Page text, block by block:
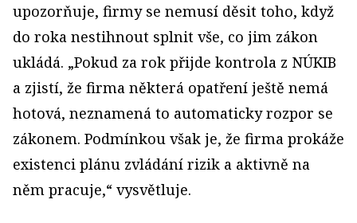
upozorňuje, firmy se nemusí děsit toho, když
do roka nestihnout splnit vše, co jim zákon
ukládá. „Pokud za rok přijde kontrola z NÚKIB
a zjistí, že firma některá opatření ještě nemá
hotová, neznamená to automaticky rozpor se
zákonem. Podmínkou však je, že firma prokáže
existenci plánu zvládání rizik a aktivně na
něm pracuje,“ vysvětluje.